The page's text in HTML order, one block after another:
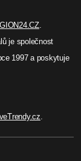
.
je společnost
1997 a poskytuje